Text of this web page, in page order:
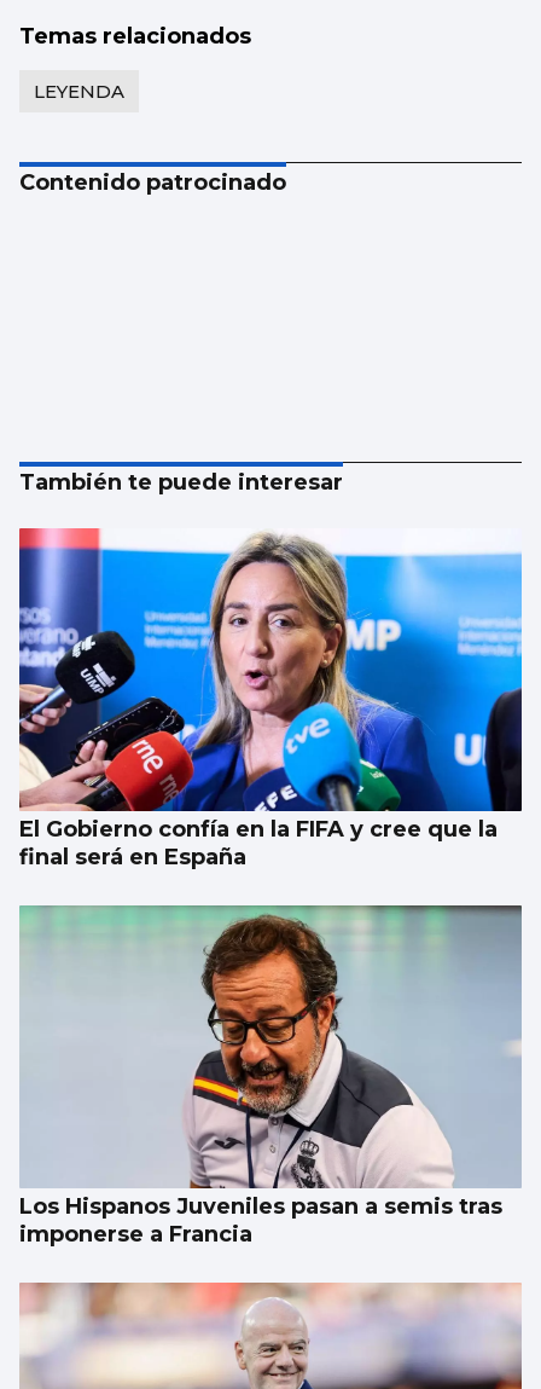
Temas relacionados
LEYENDA
Contenido patrocinado
También te puede interesar
El Gobierno confía en la FIFA y cree que la
final será en España
Los Hispanos Juveniles pasan a semis tras
imponerse a Francia